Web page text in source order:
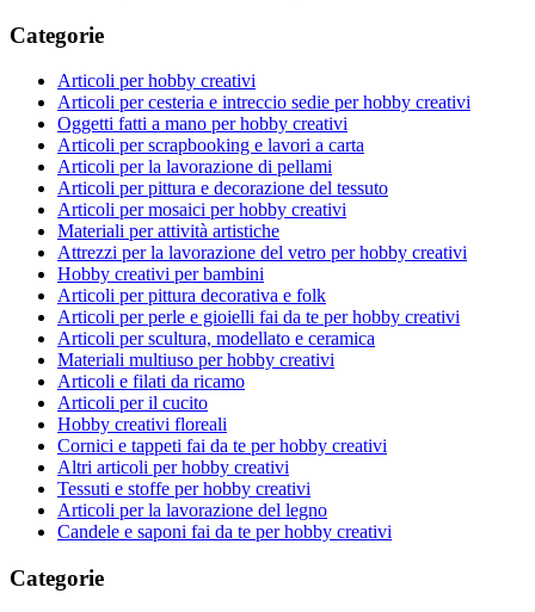
Categorie
Articoli per hobby creativi
Articoli per cesteria e intreccio sedie per hobby creativi
Oggetti fatti a mano per hobby creativi
Articoli per scrapbooking e lavori a carta
Articoli per la lavorazione di pellami
Articoli per pittura e decorazione del tessuto
Articoli per mosaici per hobby creativi
Materiali per attività artistiche
Attrezzi per la lavorazione del vetro per hobby creativi
Hobby creativi per bambini
Articoli per pittura decorativa e folk
Articoli per perle e gioielli fai da te per hobby creativi
Articoli per scultura, modellato e ceramica
Materiali multiuso per hobby creativi
Articoli e filati da ricamo
Articoli per il cucito
Hobby creativi floreali
Cornici e tappeti fai da te per hobby creativi
Altri articoli per hobby creativi
Tessuti e stoffe per hobby creativi
Articoli per la lavorazione del legno
Candele e saponi fai da te per hobby creativi
Categorie